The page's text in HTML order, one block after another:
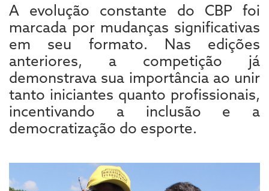
A evolução constante do CBP foi
marcada por mudanças significativas
em seu formato. Nas edições
anteriores, a competição já
demonstrava sua importância ao unir
tanto iniciantes quanto profissionais,
incentivando a inclusão e a
democratização do esporte.